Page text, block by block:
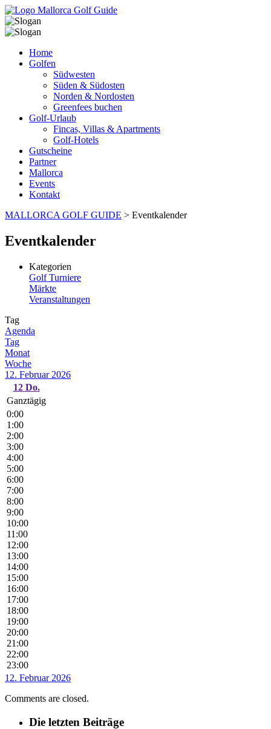
Home
Golfen
Südwesten
Süden & Südosten
Norden & Nordosten
Greenfees buchen
Golf-Urlaub
Fincas, Villas & Apartments
Golf-Hotels
Gutscheine
Partner
Mallorca
Events
Kontakt
MALLORCA GOLF GUIDE > Eventkalender
Eventkalender
Kategorien
Golf Turniere
Märkte
Veranstaltungen
Tag
Agenda
Tag
Monat
Woche
12. Februar 2026
12 Do.
Ganztägig
0:00
1:00
2:00
3:00
4:00
5:00
6:00
7:00
8:00
9:00
10:00
11:00
12:00
13:00
14:00
15:00
16:00
17:00
18:00
19:00
20:00
21:00
22:00
23:00
12. Februar 2026
Comments are closed.
Die letzten Beiträge